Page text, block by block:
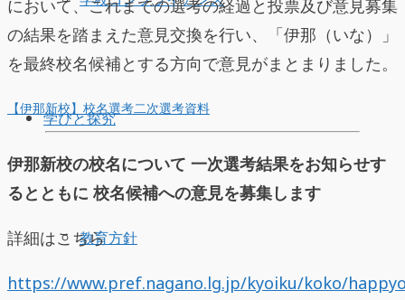
学びと探究
教育方針
において、これまでの選考の経過と投票及び意見募集
の結果を踏まえた意見交換を行い、「伊那（いな）」
を最終校名候補とする方向で意見がまとまりました。
【伊那新校】校名選考二次選考資料
伊那新校の校名について 一次選考結果をお知らせす
るとともに 校名候補への意見を募集します
詳細はこちら
https://www.pref.nagano.lg.jp/kyoiku/koko/